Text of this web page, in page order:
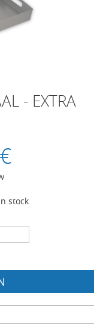
- EXTRA
stock